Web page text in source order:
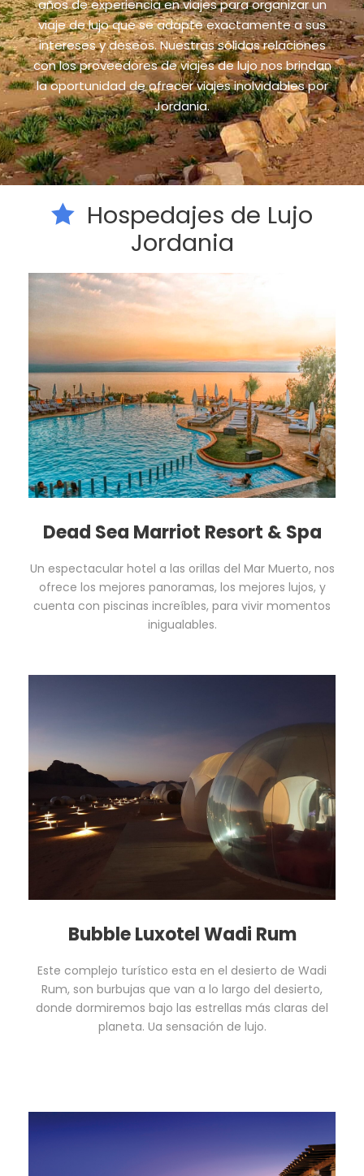
años de experiencia en viajes para organizar un
viaje de lujo que se adapte exactamente a sus
intereses y deseos. Nuestras sólidas relaciones
con los proveedores de viajes de lujo nos brindan
la oportunidad de ofrecer viajes inolvidables por
Jordania.
Hospedajes de Lujo
Jordania
Dead Sea Marriot Resort & Spa
Un espectacular hotel a las orillas del Mar Muerto, nos
ofrece los mejores panoramas, los mejores lujos, y
cuenta con piscinas increíbles, para vivir momentos
inigualables.
Bubble Luxotel Wadi Rum
Este complejo turístico esta en el desierto de Wadi
Rum, son burbujas que van a lo largo del desierto,
donde dormiremos bajo las estrellas más claras del
planeta. Ua sensación de lujo.